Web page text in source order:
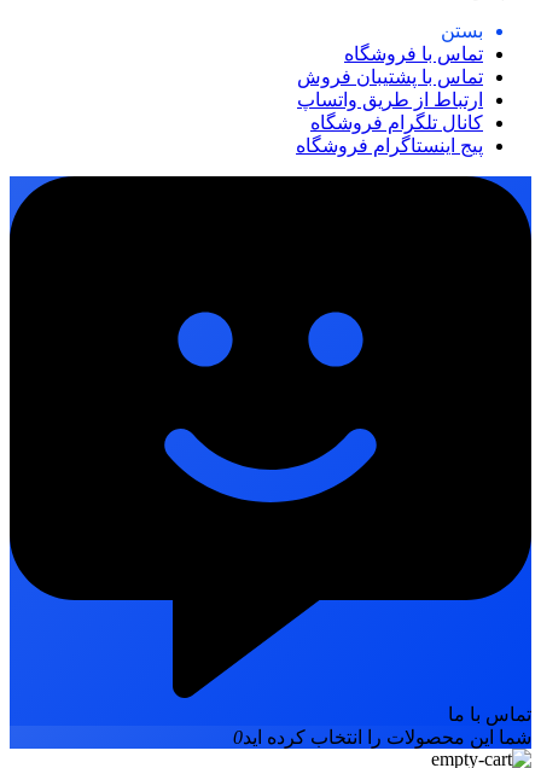
بستن
تماس با فروشگاه
تماس با پشتیبان فروش
ارتباط از طریق واتساپ
کانال تلگرام فروشگاه
پیج اینستاگرام فروشگاه
تماس با ما
شما این محصولات را انتخاب کرده اید0